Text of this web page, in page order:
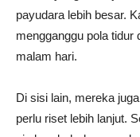
payudara lebih besar.
mengganggu pola
malam hari.
Di sisi lain, mereka
perlu riset lebih lanjut.